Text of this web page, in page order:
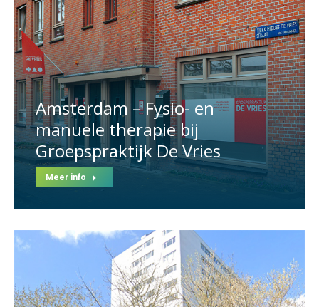
Amsterdam – Fysio- en
manuele therapie bij
Groepspraktijk De Vries
Meer info